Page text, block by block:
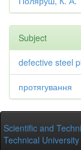
Subject
defective steel
протягування
Scientific and
Technical